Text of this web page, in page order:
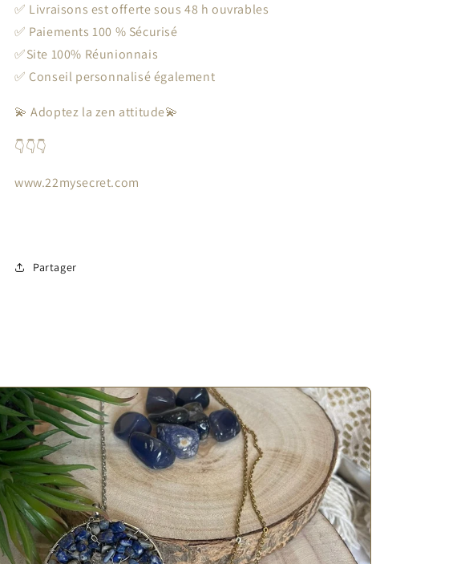
✅ Livraisons est offerte sous 48 h ouvrables
✅ Paiements 100 % Sécurisé
✅Site 100% Réunionnais
✅ Conseil personnalisé également
💫 Adoptez la zen attitude💫
👇👇👇
www.22mysecret.com
Partager